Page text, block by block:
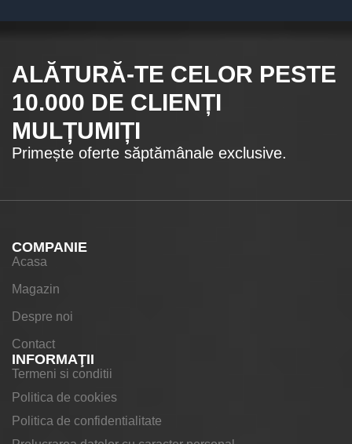
ALĂTURĂ-TE CELOR PESTE
10.000 DE CLIENȚI
MULȚUMIȚI
Primește oferte săptămânale exclusive.
COMPANIE
Acasa
Magazin
Despre noi
Contact
INFORMAŢII
Termeni si conditii
Politica de cookies
Politica de confidentialitate